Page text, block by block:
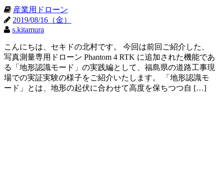
産業用ドローン
2019/08/16（金）
s.kitamura
こんにちは、セキドの北村です。 今回は前回ご紹介した、
写真測量専用ドローン Phantom 4 RTK に追加された機能であ
る「地形認識モード」の実践編として、福島県の道路工事現
場での実証実験の様子をご紹介いたします。 「地形認識モ
ード」とは、地形の起伏に合わせて高度を保ちつつ自 […]